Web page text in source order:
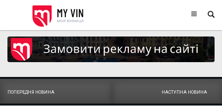
ПОПЕРЕДНЯ НОВИНА НАСТУПНА НОВИНА